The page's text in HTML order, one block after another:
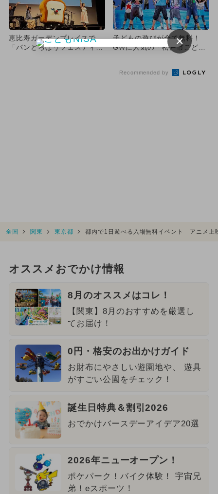
恵比寿ガーデンプレイスで
「パンどろぼうフェスティバ
子どもの遊びが全て無料！
GWに人気の「松戸市こども
Recommended by
全国 関東 東京都 都内で1日遊べる入場無料イベント アニメ上
オススメおでかけ情報
8月のオススメはコレ！
【関東】8月のおすすめを厳選し
てお届け！
0円・格安のお出かけガイド
お財布にやさしい遊園地や、 遊具
がすごい公園をチェック！
誕生日特典＆割引2026
おでかけバースデーアイデア20選
2026年ニューオープン！
ポケパーク！バイク体験！ 宇宙兄
弟！eスポーツ！
×